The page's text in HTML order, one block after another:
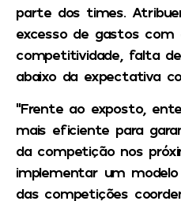
parte dos times.
excesso de gastos com
competitividade, falta
abaixo da expectativa
“Frente ao exposto,
mais eficiente para
da competição nos
implementar um
das competições